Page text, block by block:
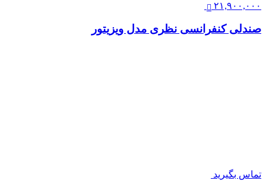
۲۱,۹۰۰,۰۰۰
صندلی کنفرانسی نظری مدل ویزیتور
تماس بگیرید